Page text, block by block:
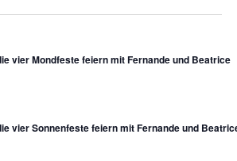
vier Mondfeste feiern mit Fernande und Beatrice
vier Sonnenfeste feiern mit Fernande und